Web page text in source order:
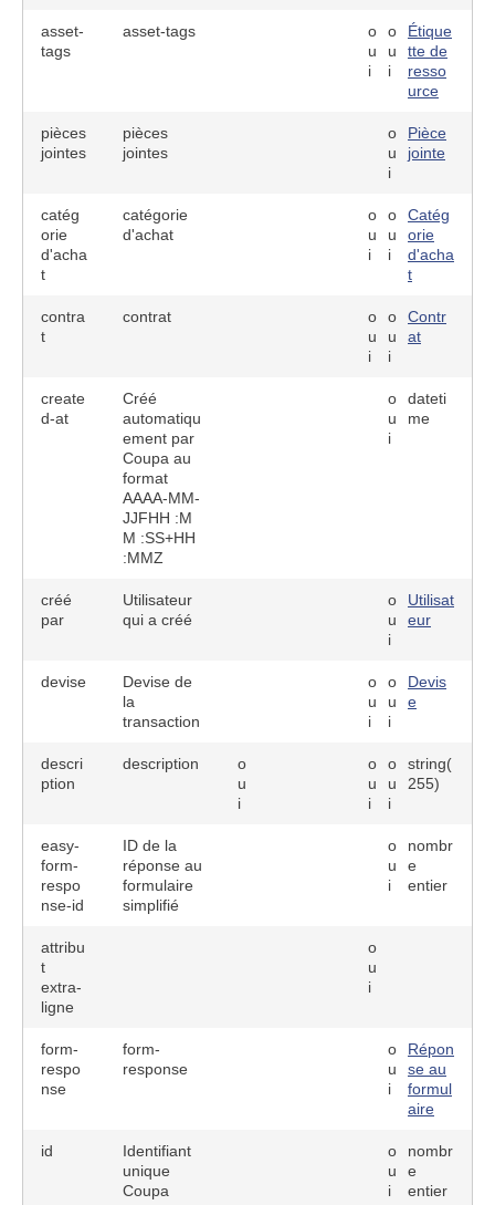
asset-
tags
asset-tags
o
u
i
o
u
i
Étique
tte de
resso
urce
pièces
jointes
pièces
jointes
o
u
i
Pièce
jointe
catég
orie
d'acha
t
catégorie
d'achat
o
u
i
o
u
i
Catég
orie
d'acha
t
contra
t
contrat
o
u
i
o
u
i
Contr
at
create
d-at
Créé
automatiqu
ement par
Coupa au
format
AAAA-MM-
JJFHH :M
M :SS+HH
:MMZ
o
u
i
dateti
me
créé
par
Utilisateur
qui a créé
o
u
i
Utilisat
eur
devise
Devise de
la
transaction
o
u
i
o
u
i
Devis
e
descri
ption
description
o
u
i
o
u
i
o
u
i
string(
255)
easy-
form-
respo
nse-id
ID de la
réponse au
formulaire
simplifié
o
u
i
nombr
e
entier
attribu
t
extra-
ligne
o
u
i
form-
respo
nse
form-
response
o
u
i
Répon
se au
formul
aire
id
Identifiant
unique
Coupa
o
u
i
nombr
e
entier